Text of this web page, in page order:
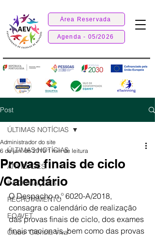
Área Reservada
Agenda - 05/2026
Post
ÚLTIMAS NOTÍCIAS
ATIVIDADES
INFORMAÇÕES
RECRUTAMENTO
EQAVET
Clube "Ciência Viva"
ÚLTIMAS NOTÍCIAS
Provas finais de ciclo
/Calendário
Administrador do site
6 de jan. de 2019 1 min de leitura
O Despacho n.º 6020-A/2018,
consagra o calendário de realização
das provas finais de ciclo, dos exames
finais nacionais, bem como das provas